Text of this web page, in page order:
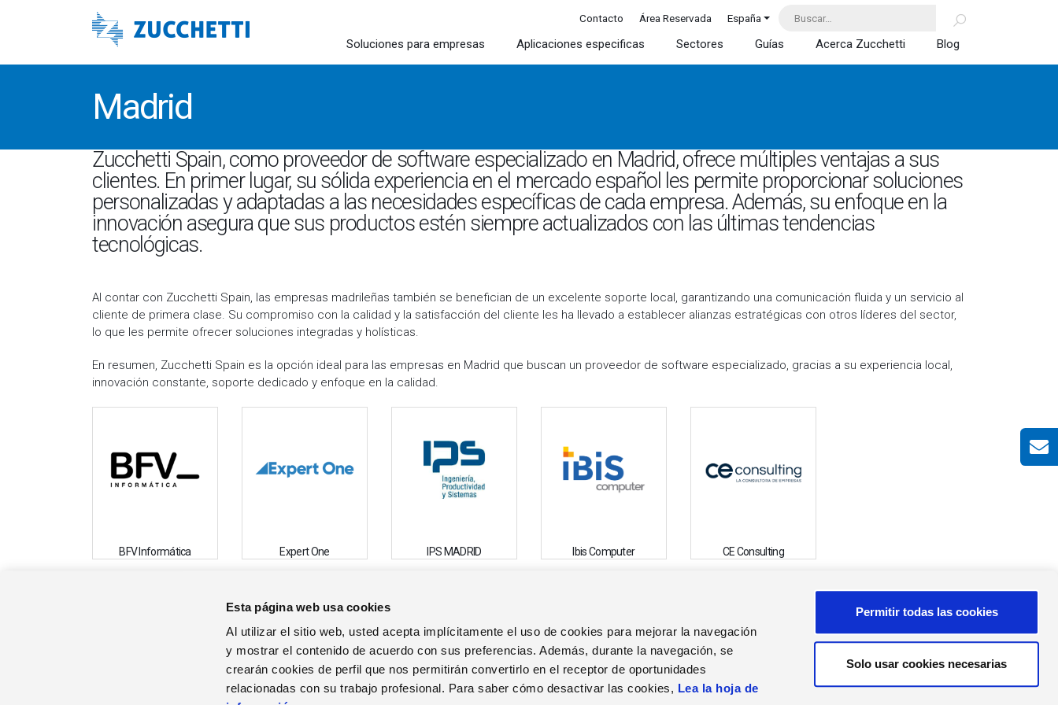
Esta página web usa cookies
Al utilizar el sitio web, usted acepta implícitamente el uso de cookies para mejorar la navegación
y mostrar el contenido de acuerdo con sus preferencias. Además, durante la navegación, se
crearán cookies de perfil que nos permitirán convertirlo en el receptor de oportunidades
relacionadas con su trabajo profesional. Para saber cómo desactivar las cookies, Lea la hoja de
Permitir todas las cookies
Solo usar cookies necesarias
Contacto Área Reservada España
Soluciones para empresas Aplicaciones especificas Sectores Guías Acerca Zucchetti Blog
Madrid
Zucchetti Spain, como proveedor de software especializado en Madrid, ofrece múltiples ventajas a sus
clientes. En primer lugar, su sólida experiencia en el mercado español les permite proporcionar soluciones
personalizadas y adaptadas a las necesidades específicas de cada empresa. Además, su enfoque en la
innovación asegura que sus productos estén siempre actualizados con las últimas tendencias
tecnológicas.
Al contar con Zucchetti Spain, las empresas madrileñas también se benefician de un excelente soporte local, garantizando una comunicación fluida y un servicio al
cliente de primera clase. Su compromiso con la calidad y la satisfacción del cliente les ha llevado a establecer alianzas estratégicas con otros líderes del sector,
lo que les permite ofrecer soluciones integradas y holísticas.
En resumen, Zucchetti Spain es la opción ideal para las empresas en Madrid que buscan un proveedor de software especializado, gracias a su experiencia local,
innovación constante, soporte dedicado y enfoque en la calidad.
BFV Informática Expert One IPS MADRID Ibis Computer CE Consulting
EL GRUPO
Quienes Somos
Contacto
Descargas
TRABAJA EN ZUCCHETTI
SPAIN
EVENTOS
Nuestro calendario
Webinars
NOTAS DE PRENSA
Notas de Prensa